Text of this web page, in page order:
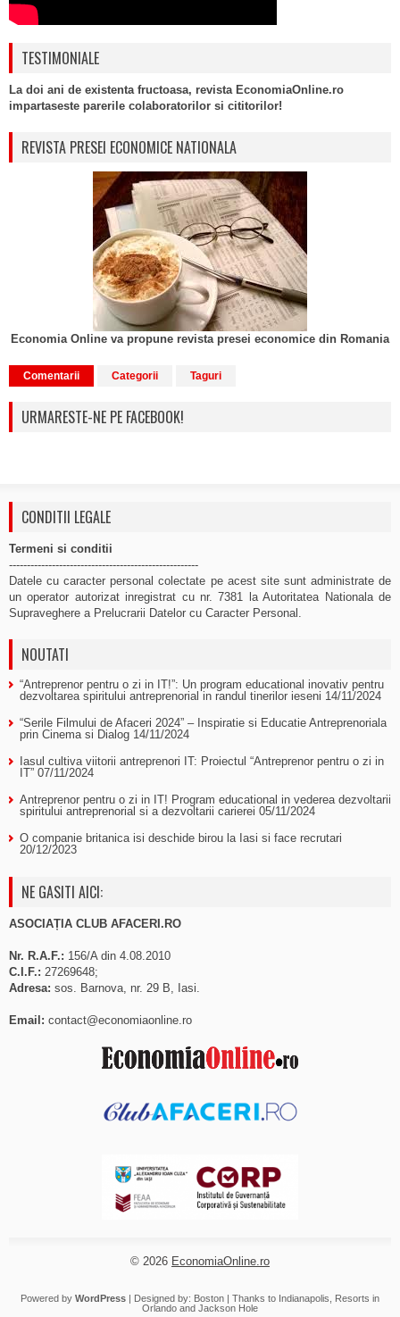
TESTIMONIALE
La doi ani de existenta fructoasa, revista EconomiaOnline.ro
impartaseste parerile colaboratorilor si cititorilor!
REVISTA PRESEI ECONOMICE NATIONALA
Economia Online va propune revista presei economice din Romania
Comentarii Categorii Taguri
URMARESTE-NE PE FACEBOOK!
CONDITII LEGALE
Termeni si conditii
-----------------------------------------------------
Datele cu caracter personal colectate pe acest site sunt administrate de
un operator autorizat inregistrat cu nr. 7381 la Autoritatea Nationala de
Supraveghere a Prelucrarii Datelor cu Caracter Personal.
NOUTATI
“Antreprenor pentru o zi in IT!”: Un program educational inovativ pentru
dezvoltarea spiritului antreprenorial in randul tinerilor ieseni 14/11/2024
“Serile Filmului de Afaceri 2024” – Inspiratie si Educatie Antreprenoriala
prin Cinema si Dialog 14/11/2024
Iasul cultiva viitorii antreprenori IT: Proiectul “Antreprenor pentru o zi in
IT” 07/11/2024
Antreprenor pentru o zi in IT! Program educational in vederea dezvoltarii
spiritului antreprenorial si a dezvoltarii carierei 05/11/2024
O companie britanica isi deschide birou la Iasi si face recrutari
20/12/2023
NE GASITI AICI:
ASOCIAȚIA CLUB AFACERI.RO
Nr. R.A.F.: 156/A din 4.08.2010
C.I.F.: 27269648;
Adresa: sos. Barnova, nr. 29 B, Iasi.
Email: contact@economiaonline.ro
© 2026 EconomiaOnline.ro
Powered by WordPress | Designed by: Boston | Thanks to Indianapolis
Resorts in
Orlando and Jackson Hole